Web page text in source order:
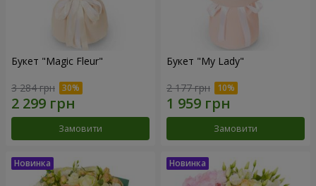
Букет "Magic Fleur"
3 284 грн
Замовити
Букет "My Lady"
2 177 грн
Замовити